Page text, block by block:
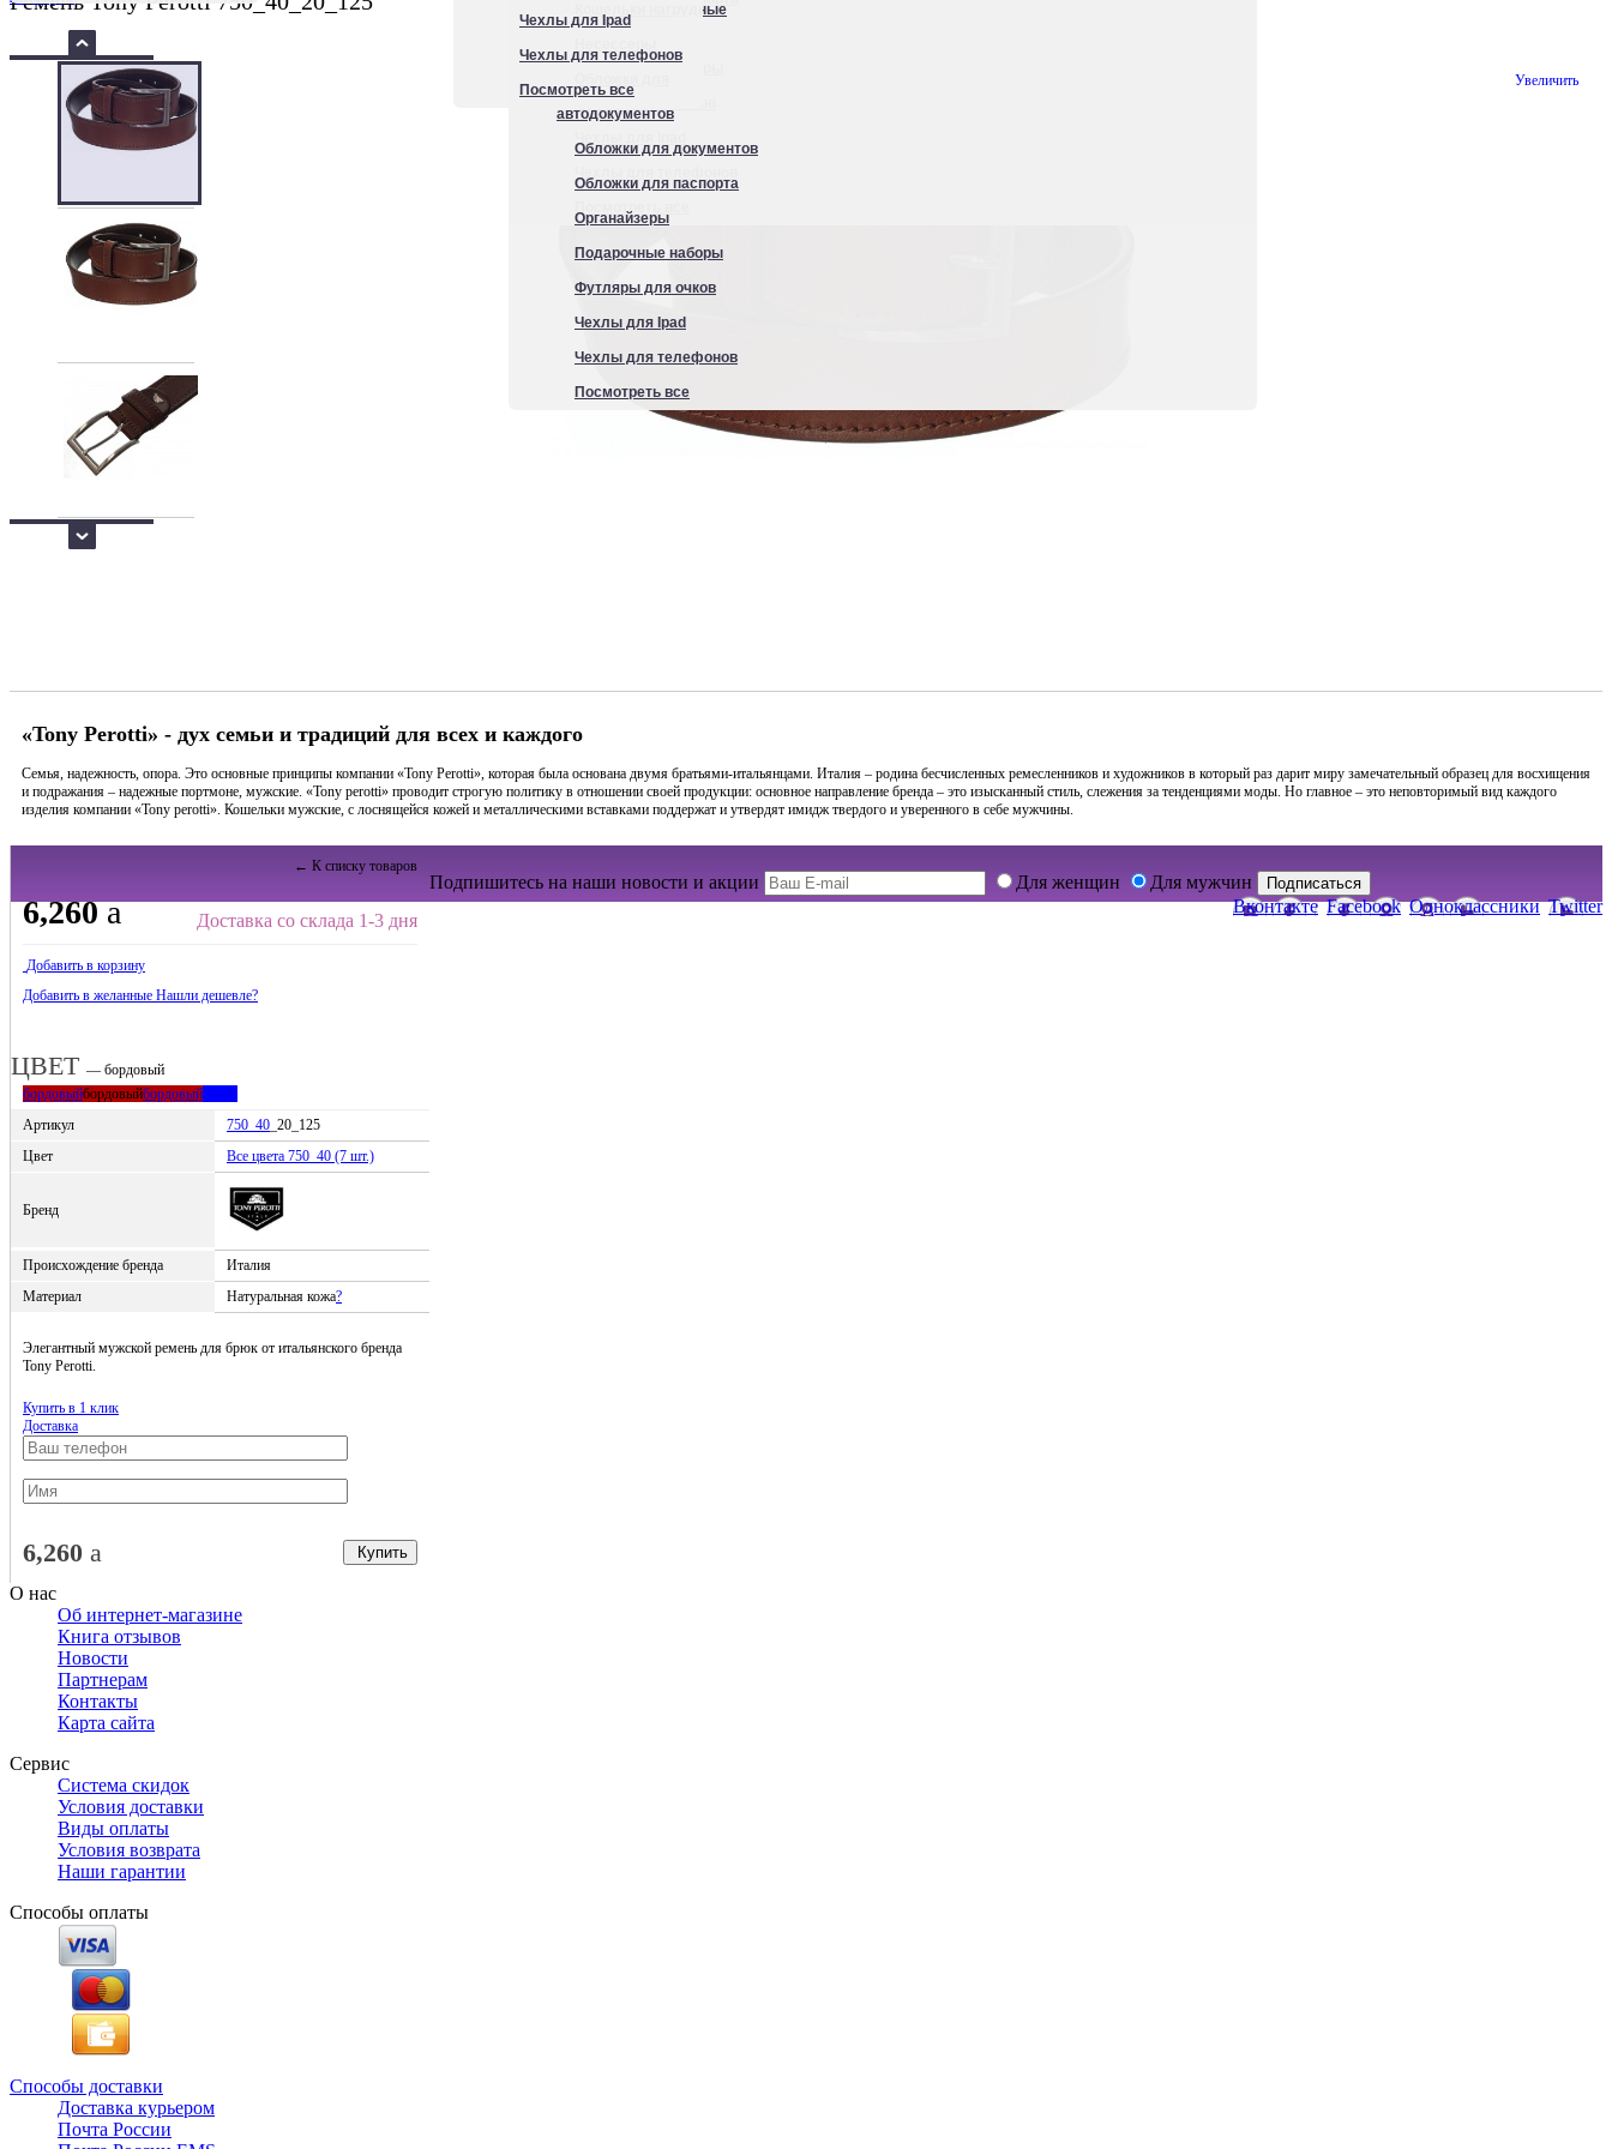
Посмотреть все
Кошельки нагрудные
автодокументов
Обложки для документов
Обложки для паспорта
Органайзеры
Подарочные наборы
Футляры для очков
Чехлы для Ipad
Чехлы для телефонов
Посмотреть все
Чехлы для Ipad
Чехлы для телефонов
Посмотреть все
Увеличить
«Tony Perotti» - дух семьи и традиций для всех и каждого
Семья, надежность, опора. Это основные принципы компании «Tony Perotti», которая была основана двумя братьями-итальянцами. Италия – родина бесчисленных ремесленников и художников в который раз дарит миру замечательный образец для восхищения
и подражания – надежные портмоне, мужские. «Tony perotti» проводит строгую политику в отношении своей продукции: основное направление бренда – это изысканный стиль, слежения за тенденциями моды. Но главное – это неповторимый вид каждого
изделия компании «Tony perotti». Кошельки мужские, с лоснящейся кожей и металлическими вставками поддержат и утвердят имидж твердого и уверенного в себе мужчины.
← К списку товаров
Доставка со склада 1-3 дня
6,260 a
Добавить в корзину
Добавить в желанные Нашли дешевле?
ЦВЕТ — бордовый
бордовыйбордовыйбордовый
Артикул
750_40 _20_125
Цвет
Все цвета 750_40 (7 шт.)
Бренд
Происхождение бренда
Италия
Материал
Натуральная кожа?
Элегантный мужской ремень для брюк от итальянского бренда
Tony Perotti.
Купить в 1 клик
Доставка
Купить
6,260 a
Подпишитесь на наши новости и акции Для женщин Для мужчин Подписаться
Вконтакте Facebook Одноклассники Twitter
О нас
Об интернет-магазине
Книга отзывов
Новости
Партнерам
Контакты
Карта сайта
Сервис
Система скидок
Условия доставки
Виды оплаты
Условия возврата
Наши гарантии
Способы оплаты
Способы доставки
Доставка курьером
Почта России